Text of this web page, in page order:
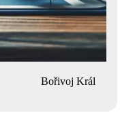
Bořivoj Král